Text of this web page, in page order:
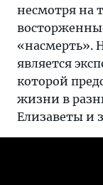
несмотря на
«насмерть».
является
которой
жизни в
Елизаветы и